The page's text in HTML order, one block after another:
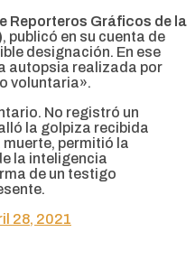
Reporteros Gráficos de la
, publicó en su cuenta de
designación. En ese
autopsia realizada por
voluntaria».
No registró un
la golpiza recibida
permitió la
la inteligencia
de un testigo
28, 2021